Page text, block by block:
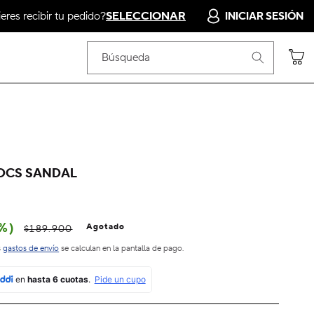
recibir tu pedido?SELECCIONAR INICIAR SESIÓN
Búsqueda Carrito
SANDAL
$189.900 Agotado
gastos de envío se calculan en la pantalla de pago.